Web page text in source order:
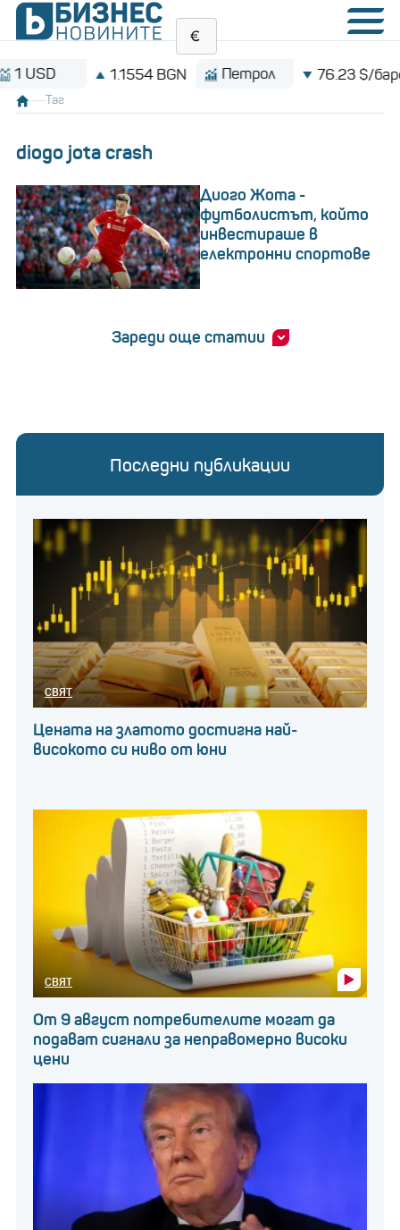
1.1554 BGN Петрол 76.23 $/барел
Таг
diogo jota crash
Диого Жота -
футболистът, който
инвестираше в
електронни спортове
Зареди още статии
Последни публикации
СВЯТ
Цената на златото достигна най-
високото си ниво от юни
СВЯТ
От 9 август потребителите могат да
подават сигнали за неправомерно високи
цени